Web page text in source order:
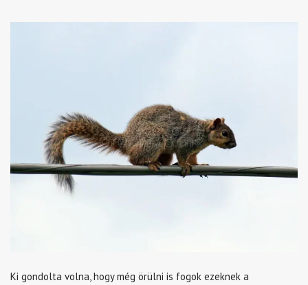
Ki gondolta volna, hogy még örülni is fogok ezeknek a